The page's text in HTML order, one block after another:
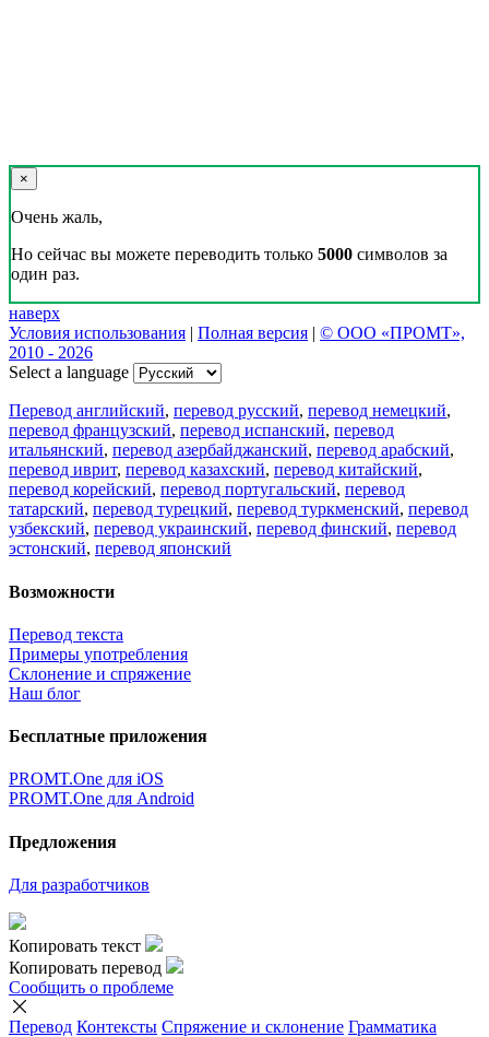
×
Очень жаль,
Но сейчас вы можете переводить только 5000 символов за
один раз.
наверх
Условия использования | Полная версия | © ООО «ПРОМТ»,
2010 - 2026
Select a language
Перевод английский, перевод русский, перевод немецкий,
перевод французский, перевод испанский, перевод
итальянский, перевод азербайджанский, перевод арабский,
перевод иврит, перевод казахский, перевод китайский,
перевод корейский, перевод португальский, перевод
татарский, перевод турецкий, перевод туркменский, перевод
узбекский, перевод украинский, перевод финский, перевод
эстонский, перевод японский
Возможности
Перевод текста
Примеры употребления
Склонение и спряжение
Наш блог
Бесплатные приложения
PROMT.One для iOS
PROMT.One для Android
Предложения
Для разработчиков
Копировать текст
Копировать перевод
Сообщить о проблеме
Перевод Контексты Спряжение и склонение Грамматика